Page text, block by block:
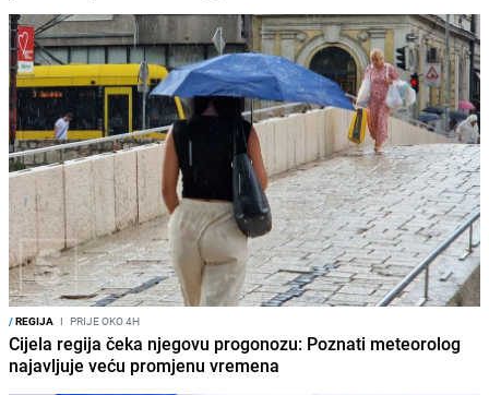
/REGIJA I PRIJE OKO 4H
Cijela regija čeka njegovu progonozu: Poznati meteorolog
najavljuje veću promjenu vremena